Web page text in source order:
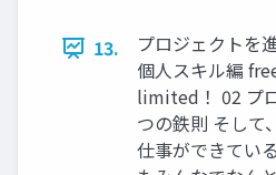
13.
プロジェクトを
個人スキル編
limited！ 02 プ
つの鉄則 そして
仕事ができてい